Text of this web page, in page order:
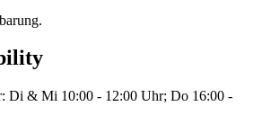
Di & Mi 10:00 - 12:00 Uhr; Do 16:00 -